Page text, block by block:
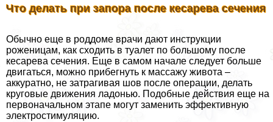
Что делать при запора после кесарева сечения
Обычно еще в роддоме врачи дают инструкции
роженицам, как сходить в туалет по большому после
кесарева сечения. Еще в самом начале следует больше
двигаться, можно прибегнуть к массажу живота –
аккуратно, не затрагивая шов после операции, делать
круговые движения ладонью. Подобные действия еще на
первоначальном этапе могут заменить эффективную
электростимуляцию.